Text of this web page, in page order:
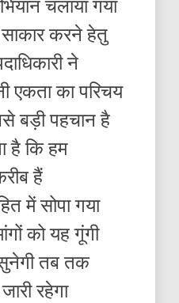
करने हेतु
ने
एकता का परिचय
बड़ी पहचान है
है कि हम
हैं
में सोपा गया
को यह गूंगी
तब तक
रहेगा